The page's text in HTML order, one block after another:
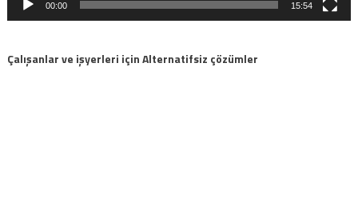
00:00 15:54
Çalışanlar ve işyerleri için Alternatifsiz çözümler